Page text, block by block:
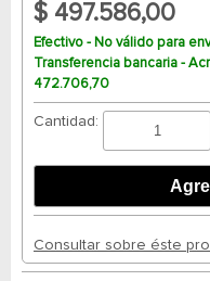
$ 497.586,00
Efectivo - No válido para
Transferencia bancaria -
472.706,70
Cantidad:
Consultar sobre éste